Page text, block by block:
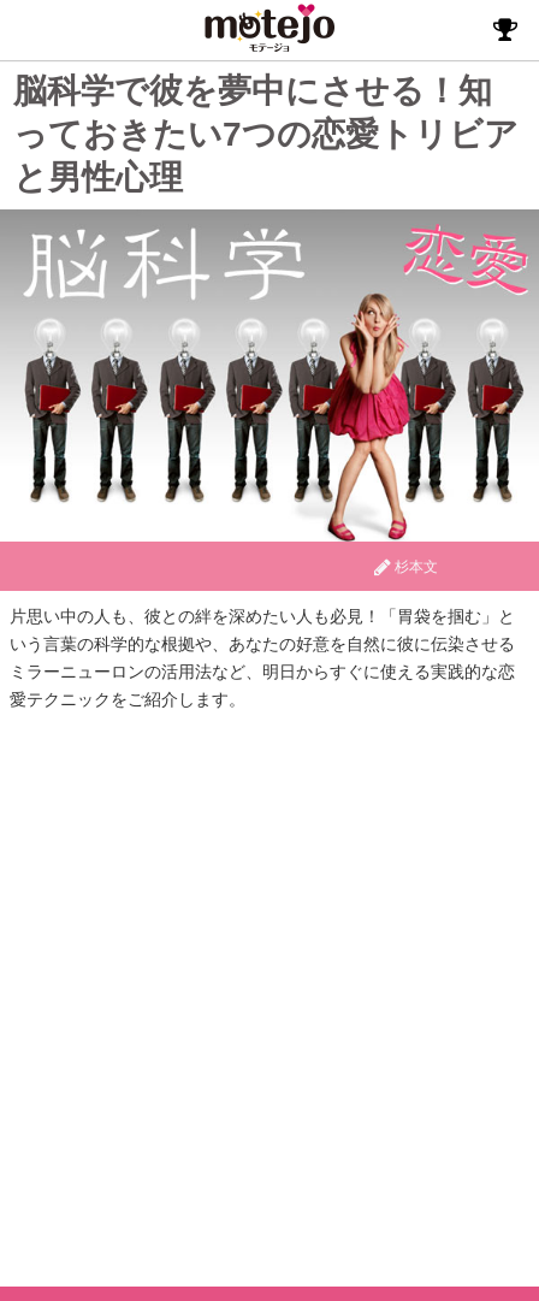
脳科学で彼を夢中にさせる！知
っておきたい7つの恋愛トリビア
と男性心理
杉本文
片思い中の人も、彼との絆を深めたい人も必見！「胃袋を掴む」と
いう言葉の科学的な根拠や、あなたの好意を自然に彼に伝染させる
ミラーニューロンの活用法など、明日からすぐに使える実践的な恋
愛テクニックをご紹介します。